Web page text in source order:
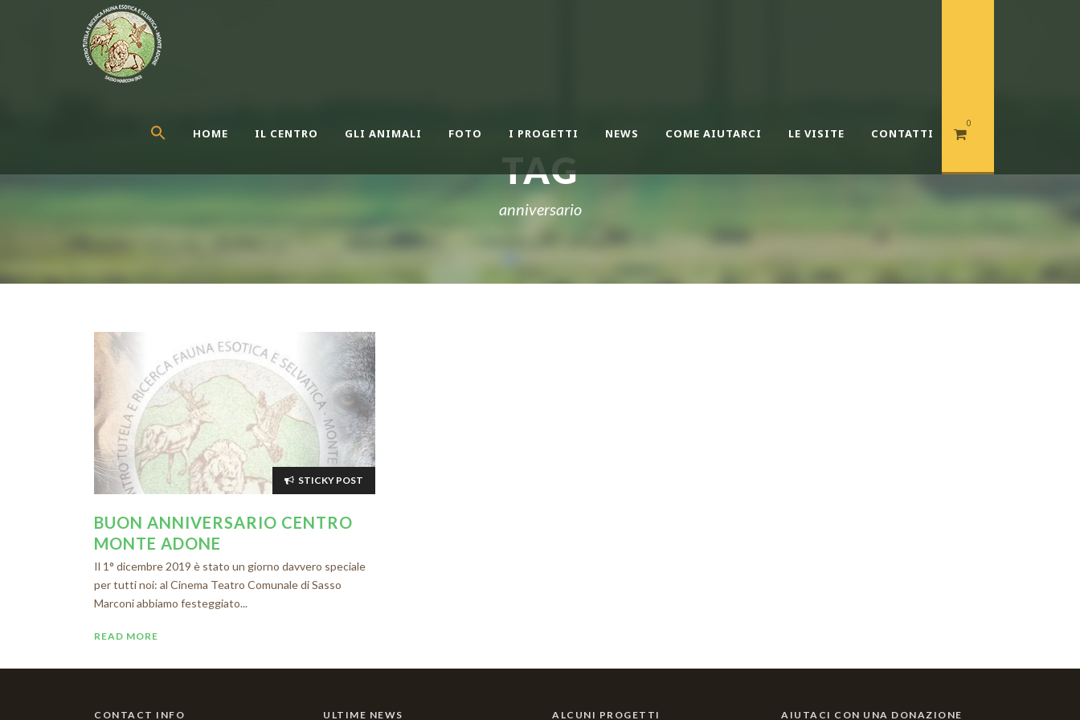
HOME IL CENTRO GLI ANIMALI FOTO I PROGETTI NEWS COME AIUTARCI LE VISITE CONTATTI
0
TAG
anniversario
STICKY POST
BUON ANNIVERSARIO CENTRO
MONTE ADONE
Il 1° dicembre 2019 è stato un giorno davvero speciale
per tutti noi: al Cinema Teatro Comunale di Sasso
Marconi abbiamo festeggiato...
READ MORE
CONTACT INFO ULTIME NEWS ALCUNI PROGETTI AIUTACI CON UNA DONAZIONE